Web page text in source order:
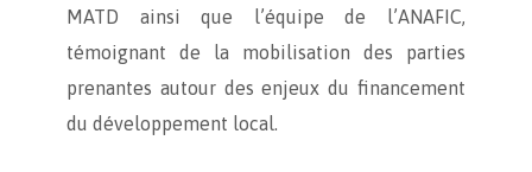
MATD ainsi que l’équipe de l’ANAFIC,
témoignant de la mobilisation des parties
prenantes autour des enjeux du financement
du développement local.